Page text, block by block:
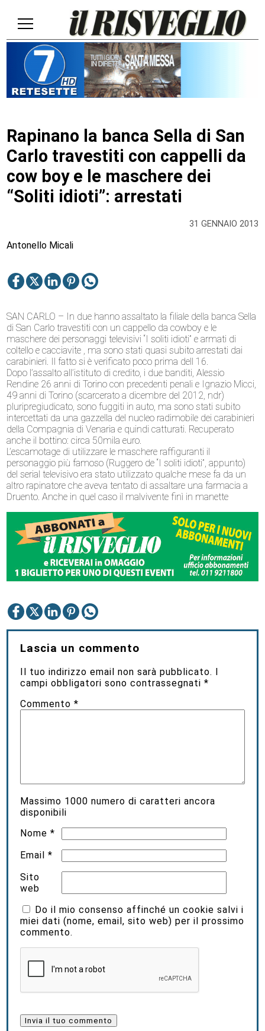
31 GENNAIO 2013
Rapinano la banca Sella di San
Carlo travestiti con cappelli da
cow boy e le maschere dei
“Soliti idioti”: arrestati
Antonello Micali
SAN CARLO – In due hanno assaltato la filiale della banca Sella
di San Carlo travestiti con un cappello da cowboy e le
maschere dei personaggi televisivi “I soliti idioti” e armati di
coltello e cacciavite , ma sono stati quasi subito arrestati dai
carabinieri. Il fatto si è verificato poco prima dell 16.
Dopo l’assalto all’istituto di credito, i due banditi, Alessio
Rendine 26 anni di Torino con precedenti penali e Ignazio Micci,
49 anni di Torino (scarcerato a dicembre del 2012, ndr)
pluripregiudicato, sono fuggiti in auto, ma sono stati subito
intercettati da una gazzella del nucleo radimobile dei carabinieri
della Compagnia di Venaria e quindi catturati. Recuperato
anche il bottino: circa 50mila euro.
L’escamotage di utilizzare le maschere raffiguranti il
personaggio più famoso (Ruggero de “I soliti idioti”, appunto)
del serial televisivo era stato utilizzato qualche mese fa da un
altro rapinatore che aveva tentato di assaltare una farmacia a
Druento. Anche in quel caso il malvivente finì in manette
Lascia un commento
Il tuo indirizzo email non sarà pubblicato. I
campi obbligatori sono contrassegnati*
Commento*
Massimo 1000 numero di caratteri ancora
disponibili
Nome*
Email*
Sito
web
Do il mio consenso affinché un cookie salvi i
miei dati (nome, email, sito web) per il prossimo
commento.